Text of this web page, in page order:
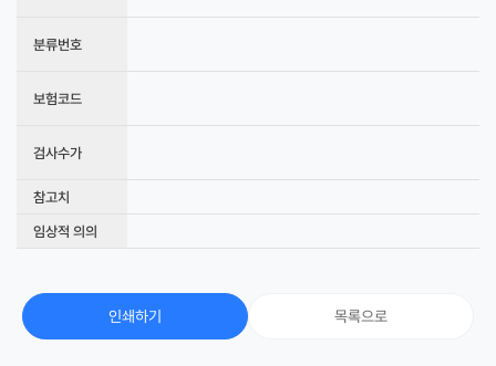
분류번호
보험코드
검사수가
참고치
임상적 의의
인쇄하기 목록으로